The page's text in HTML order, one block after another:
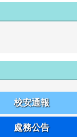
校安通報
處務公告